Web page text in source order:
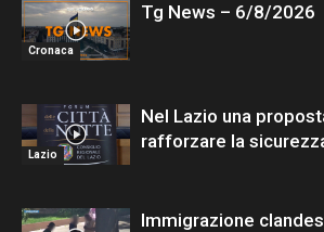
Cronaca
Tg News – 6/8/2026
Lazio
Nel Lazio una
rafforzare la
Immigrazione